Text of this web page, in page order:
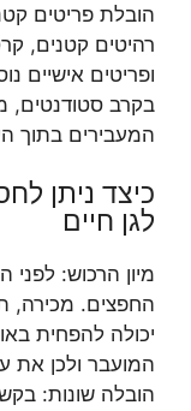
הובלת פריטים
רהיטים קטנים,
ופריטים אישיים
בקרב סטודנטים,
המעבירים בתוך
כיצד ניתן
לגן חיים
מיון הרכוש:
החפצים. מכירה,
יכולה להפחית
המועבר ולכן את
הובלה שונות: